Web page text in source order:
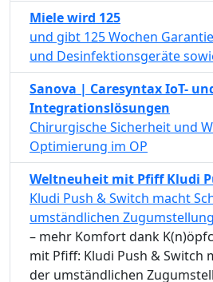
Miele wird 125
und gibt 125 Wochen
und Desinfektionsgeräte
Sanova | Caresyntax IoT-
Integrationslösungen
Chirurgische Sicherheit und
Optimierung im OP
Weltneuheit mit Pfiff Kludi
Kludi Push & Switch macht
umständlichen Zugumstellung
– mehr Komfort dank
mit Pfiff: Kludi Push & Switch
der umständlichen